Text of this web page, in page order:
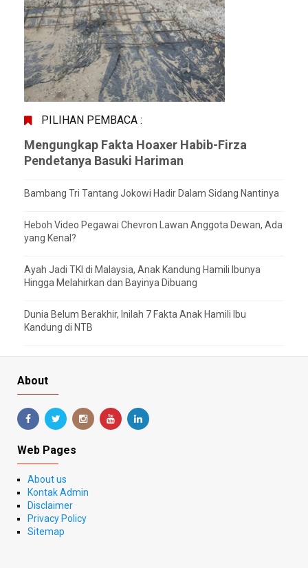
PILIHAN PEMBACA :
Mengungkap Fakta Hoaxer Habib-Firza
Pendetanya Basuki Hariman
Bambang Tri Tantang Jokowi Hadir Dalam Sidang Nantinya
Heboh Video Pegawai Chevron Lawan Anggota Dewan, Ada
yang Kenal?
Ayah Jadi TKI di Malaysia, Anak Kandung Hamili Ibunya
Hingga Melahirkan dan Bayinya Dibuang
Dunia Belum Berakhir, Inilah 7 Fakta Anak Hamili Ibu
Kandung di NTB
About
Web Pages
About us
Kontak Admin
Disclaimer
Privacy Policy
Sitemap